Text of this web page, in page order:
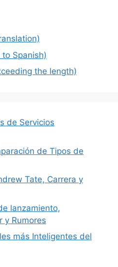
Spanish)
the length)
de Servicios
de Tipos de
Tate, Carrera y
lanzamiento,
y Rumores
más Inteligentes del